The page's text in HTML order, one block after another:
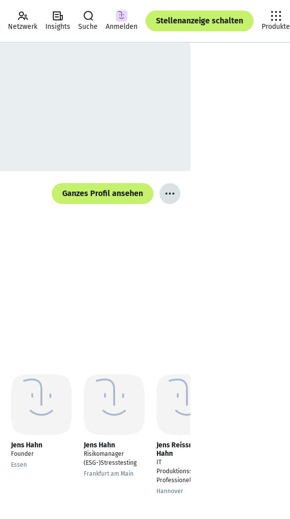
Netzwerk Insights Suche Anmelden
Stellenanzeige schalten
Produkte
Ganzes Profil ansehen
Jens Hahn
Founder
Essen
Jens Hahn
Risikomanager
(ESG-)Stresstesting
Frankfurt am Main
Jens Reissmann-
Hahn
IT
Produktionssteuerung
Professionell
Hannover